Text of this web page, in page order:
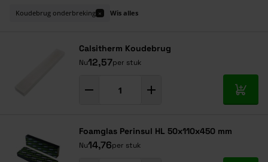
Koudebrug onderbreking × Wis alles
Calsitherm Koudebrug
Nu12,57per stuk
In
Foamglas Perinsul HL 50x110x450 mm
Nu14,76per stuk